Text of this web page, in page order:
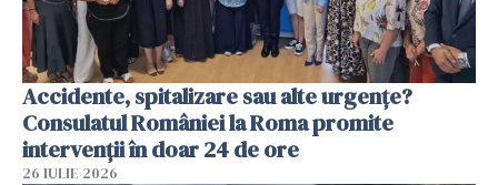
Accidente, spitalizare sau alte urgențe?
Consulatul României la Roma promite
intervenții în doar 24 de ore
26 IULIE 2026